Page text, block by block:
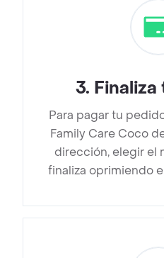
3.
Para pagar tu
Family Care Coco
dirección, elegir el
finaliza oprimiendo